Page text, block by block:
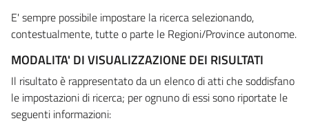
E' sempre possibile impostare la ricerca selezionando,
contestualmente, tutte o parte le Regioni/Province autonome.
MODALITA' DI VISUALIZZAZIONE DEI RISULTATI
Il risultato è rappresentato da un elenco di atti che soddisfano
le impostazioni di ricerca; per ognuno di essi sono riportate le
seguenti informazioni: